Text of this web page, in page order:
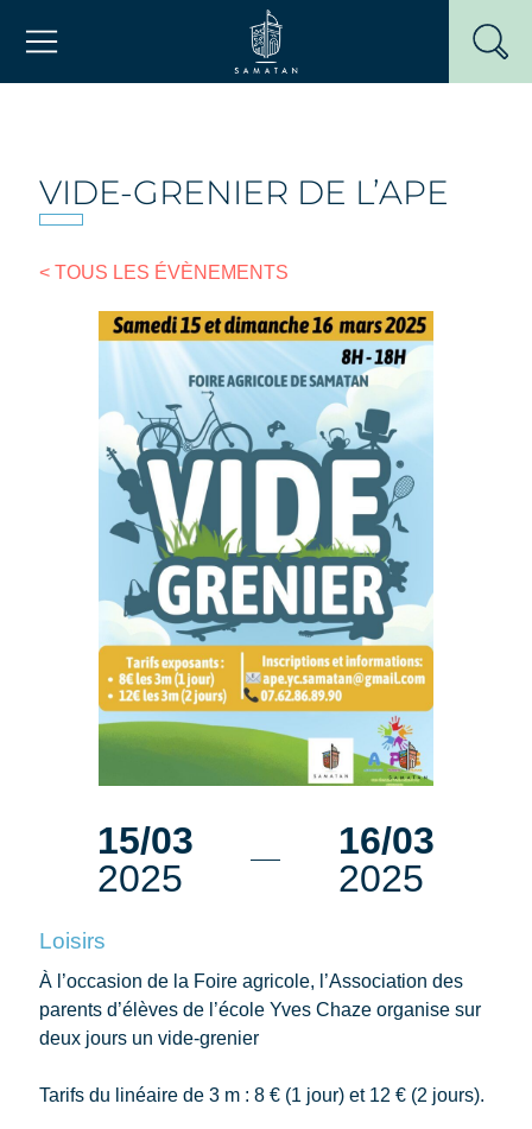
Mairie de Samatan
VIDE-GRENIER DE L’APE
< TOUS LES ÉVÈNEMENTS
15/03
2025
16/03
2025
Loisirs
À l’occasion de la Foire agricole, l’Association des
parents d’élèves de l’école Yves Chaze organise sur
deux jours un vide-grenier
Tarifs du linéaire de 3 m : 8 € (1 jour) et 12 € (2 jours).